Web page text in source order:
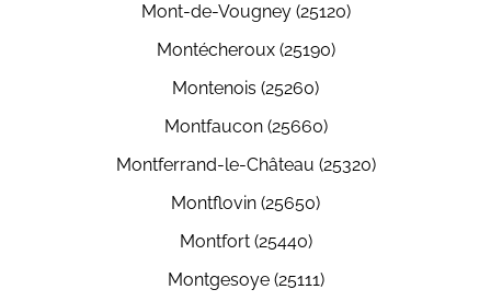
Mont-de-Vougney (25120)
Montécheroux (25190)
Montenois (25260)
Montfaucon (25660)
Montferrand-le-Château (25320)
Montflovin (25650)
Montfort (25440)
Montgesoye (25111)